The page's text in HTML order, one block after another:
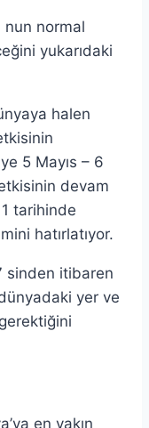
nun normal
yukarıdaki
halen
5 Mayıs – 6
devam
tarihinde
hatırlatıyor.
sinden itibaren
yer ve
en yakın